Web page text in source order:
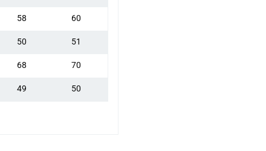
58 60
50 51
68 70
49 50